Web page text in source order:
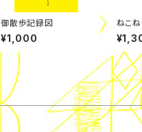
御散歩記録図
¥1,000
ねこ
9枚セ